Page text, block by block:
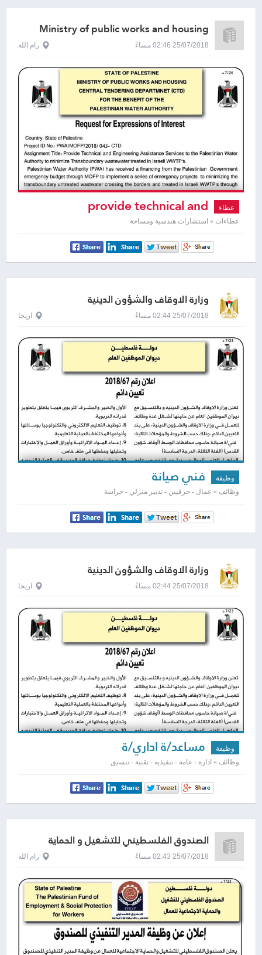
Ministry of public works and housing
25/07/2018 02:46 مساءً رام الله
عطاء provide technical and
engineering assistance to the
Palestinian water Authority
عطاءات » استشارات هندسية ومساحة
وزارة الاوقاف والشؤون الدينية
25/07/2018 02:44 مساءً اريحا
وظيفة فني صيانة
وظائف » عمال - حرفيين - تدبير منزلي - حراسة
وزارة الاوقاف والشؤون الدينية
25/07/2018 02:44 مساءً اريحا
وظيفة مساعد/ة اداري/ة
وظائف » ادارة - عامه - تنفيذيه - تقنية - تنسيق
الصندوق الفلسطيني للتشغيل و الحماية
الاجتماعية للعمال
25/07/2018 02:43 مساءً رام الله